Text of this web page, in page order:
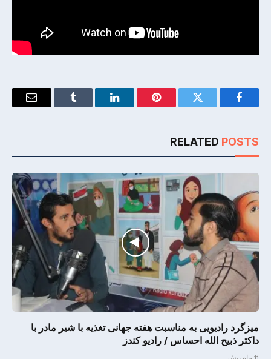
Facebook
Twitter
Pinterest
LinkedIn
Tumblr
Email
RELATED POSTS
میزگرد رادیویی به مناسبت هفته جهانی تغذیه با شیر مادر با
داکتر ذبیح الله احساس / رادیو کندز